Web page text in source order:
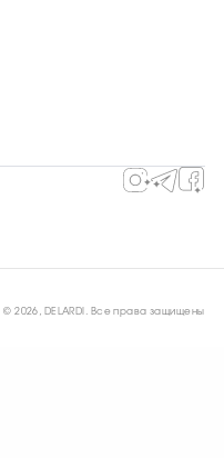
© 2026, DELARDI. Все права защищены